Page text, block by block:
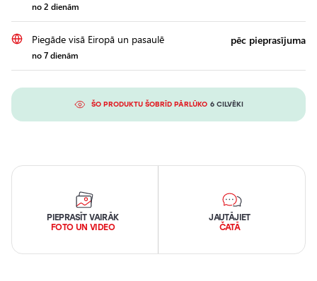
no 2 dienām
Piegāde visā Eiropā un pasaulē
no 7 dienām
pēc pieprasījuma
ŠO PRODUKTU ŠOBRĪD PĀRLŪKO 6 CILVĒKI
PIEPRASĪT VAIRĀK
FOTO UN VIDEO
JAUTĀJIET
ČATĀ